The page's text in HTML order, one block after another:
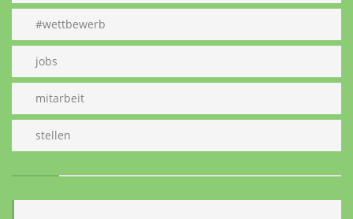
#wettbewerb
jobs
mitarbeit
stellen